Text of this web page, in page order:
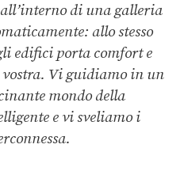
di una galleria
allo stesso
edifici porta comfort e
Vi guidiamo in un
mondo della
e vi sveliamo i